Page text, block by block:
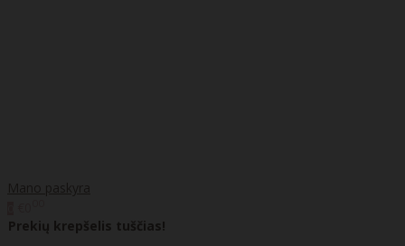
Mano paskyra
Prekių krepšelis tuščias!